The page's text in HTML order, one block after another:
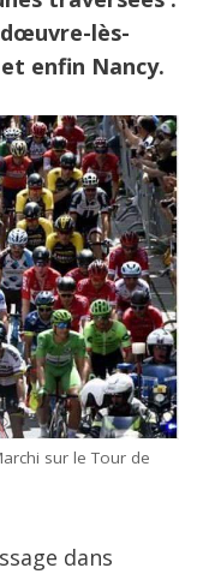
lès-
enfin Nancy.
sur le Tour de
dans